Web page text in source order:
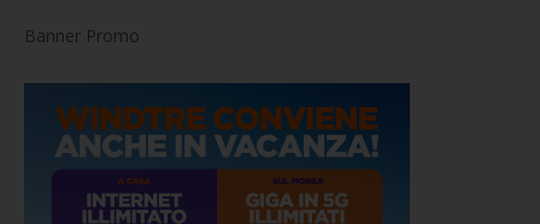
Banner Promo